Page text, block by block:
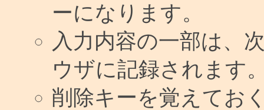
ーになります。
入力内容の一部は、
ウザに記録されます
削除キーを覚えてお